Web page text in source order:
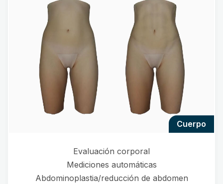
cuerpo
Evaluación corporal
Mediciones automáticas
Abdominoplastia/reducción de abdomen